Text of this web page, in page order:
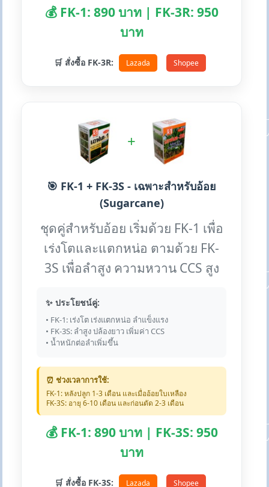
💰 FK-1: 890 บาท | FK-3R: 950
บาท
🛒 สั่งซื้อ FK-3R: Lazada Shopee
+
🎯 FK-1 + FK-3S - เฉพาะสำหรับอ้อย
(Sugarcane)
ชุดคู่สำหรับอ้อย เริ่มด้วย FK-1 เพื่อ
เร่งโตและแตกหน่อ ตามด้วย FK-
3S เพื่อลำสูง ความหวาน CCS สูง
✨ ประโยชน์คู่:
• FK-1: เร่งโต เร่งแตกหน่อ ลำแข็งแรง
• FK-3S: ลำสูง ปล้องยาว เพิ่มค่า CCS
• น้ำหนักต่อลำเพิ่มขึ้น
⏰ ช่วงเวลาการใช้:
FK-1: หลังปลูก 1-3 เดือน และเมื่ออ้อยใบเหลือง
FK-3S: อายุ 6-10 เดือน และก่อนตัด 2-3 เดือน
💰 FK-1: 890 บาท | FK-3S: 950
บาท
🛒 สั่งซื้อ FK-3S: Lazada Shopee